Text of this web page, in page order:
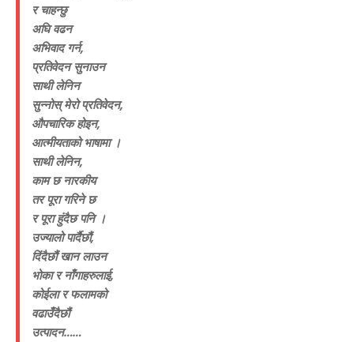
र चाहन्छु
अघि वढन
अभिवाद गर्न,
प्रतिवेदन सुनाउन
साथी लेनिन
सुन्नोस् मेरो प्रतिवेदन,
औपचारिक होइन,
आत्मीयताको भाषामा ।
साथी लेनिन,
काम छ नारकीय
तर पूरा गरिने छ
र पूरा हुंदैछ पनि ।
उज्यालो पार्दैछौं,
दिंदैछौं खान लाउन
भोका र नाँगाहरुलाई,
कोईला र फलामको
वढाउँदैछौं
उत्पादन……